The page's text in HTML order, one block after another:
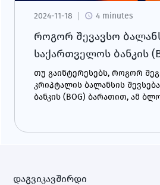
2024-11-18 4 minutes
როგორ შევავსო
საქართველოს ბანკის
ბარათიდან?
თუ გაინტერესებს, როგორ
კრიპტალის ბალანსის
ბანკის (BOG) ბარათით, ამ
გამოყენებას.
დაგვიკავშირდი